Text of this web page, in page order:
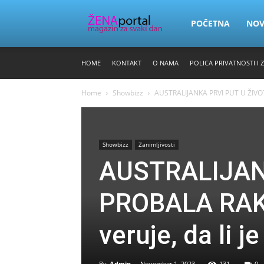
Zena
POČETNA
HOME KONTAKT O NAMA POLICA PRIVATNOSTI I
Home Showbizz AUSTRALIJANKA PRVI PUT U
Showbizz Zanimljivosti
PROBALA
veruje, da li